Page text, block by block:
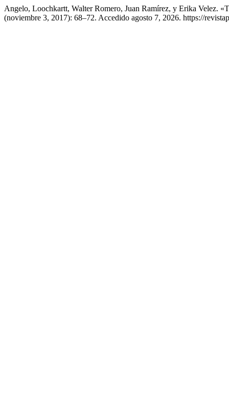
Angelo, Loochkartt, Walter Romero, Juan Ramírez, y Erika Velez.
(noviembre 3, 2017): 68–72. Accedido agosto 7, 2026. https://